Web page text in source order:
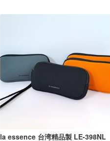
la essence 台湾精品製 LE-398NL